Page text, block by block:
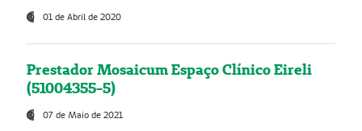
01 de Abril de 2020
Prestador Mosaicum Espaço Clínico Eireli
(51004355-5)
07 de Maio de 2021